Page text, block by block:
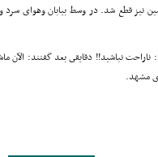
نیز قطع شد. در وسط بیابان وهواى سرد
نباشید!! دقایقى بعد گفتند: الآن
مشهد.